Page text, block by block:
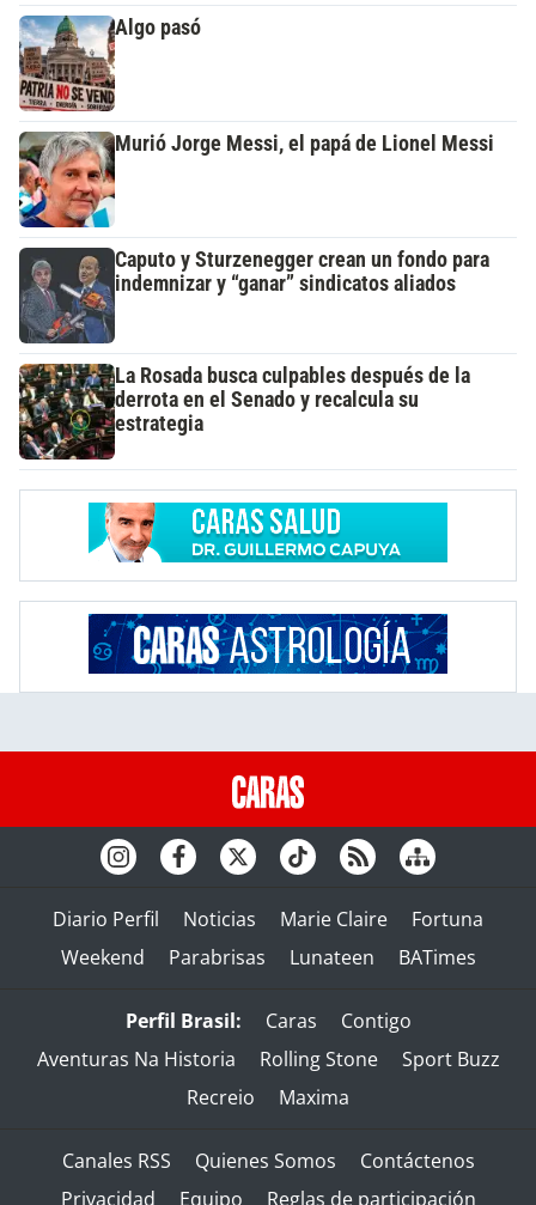
Algo pasó
Murió Jorge Messi, el papá de Lionel Messi
Caputo y Sturzenegger crean un fondo para
indemnizar y “ganar” sindicatos aliados
La Rosada busca culpables después de la
derrota en el Senado y recalcula su
estrategia
Diario Perfil Noticias Marie Claire
Fortuna
Weekend
Parabrisas Lunateen BATimes
Perfil Brasil: Caras
Contigo
Aventuras Na Historia
Rolling Stone
Sport Buzz
Recreio
Maxima
Canales RSS Quienes Somos
Contáctenos
Privacidad
Equipo Reglas de participación